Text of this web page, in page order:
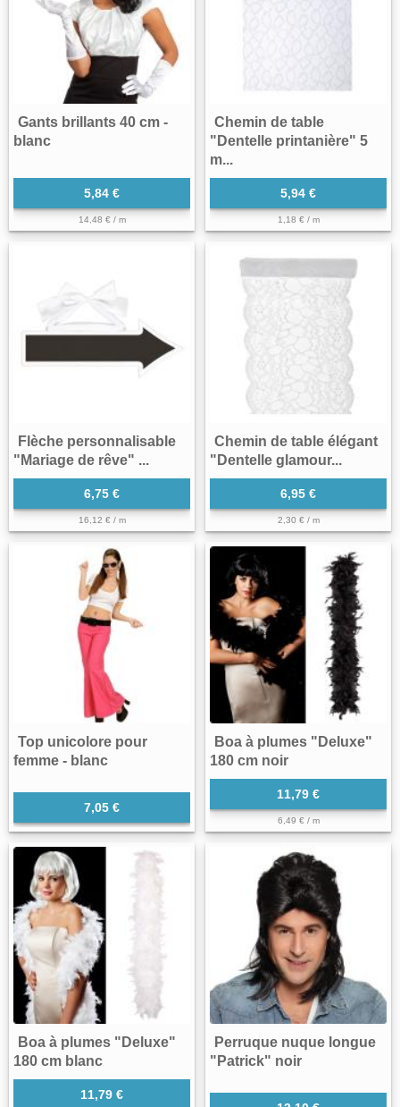
Gants brillants 40 cm -
blanc
5,84 €
14,48 € / m
Chemin de table
"Dentelle printanière" 5
m...
5,94 €
1,18 € / m
Flèche personnalisable
"Mariage de rêve" ...
6,75 €
16,12 € / m
Chemin de table élégant
"Dentelle glamour...
6,95 €
2,30 € / m
Top unicolore pour
femme - blanc
7,05 €
Boa à plumes "Deluxe"
180 cm noir
11,79 €
6,49 € / m
Boa à plumes "Deluxe"
180 cm blanc
11,79 €
Perruque nuque longue
"Patrick" noir